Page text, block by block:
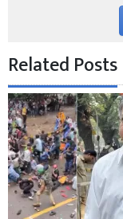
Related Posts